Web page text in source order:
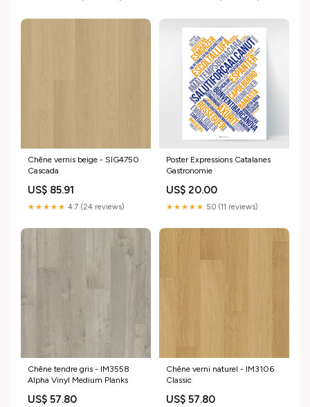
Chêne vernis beige - SIG4750
Cascada
US$ 85.91
★★★★★ 4.7 (24 reviews)
Poster Expressions Catalanes
Gastronomie
US$ 20.00
★★★★★ 5.0 (11 reviews)
Chêne tendre gris - IM3558
Alpha Vinyl Medium Planks
US$ 57.80
Chêne verni naturel - IM3106
Classic
US$ 57.80